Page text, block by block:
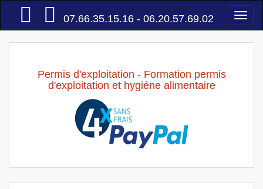
Accueil
07.66.35.15.16 - 06.20.57.69.02
Permis d'exploitation - Formation permis
d'exploitation et hygiène alimentaire